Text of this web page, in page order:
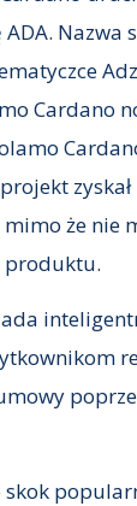
Nazwa
Cardano
zyskał
że nie
produktu.
skok